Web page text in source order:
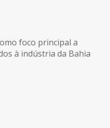
foco principal a
à indústria da Bahia